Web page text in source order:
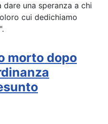
una speranza a chi
cui dedichiamo
morto dopo